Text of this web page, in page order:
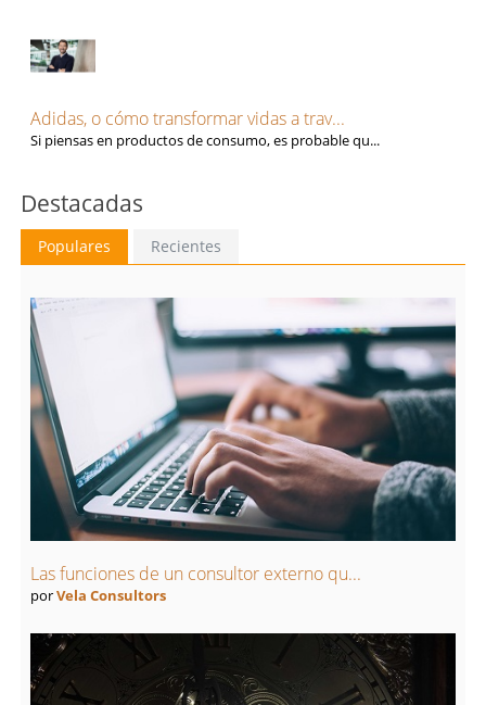
Adidas, o cómo transformar vidas a trav...
Si piensas en productos de consumo, es probable qu...
Destacadas
Populares Recientes
Las funciones de un consultor externo qu...
porVela Consultors